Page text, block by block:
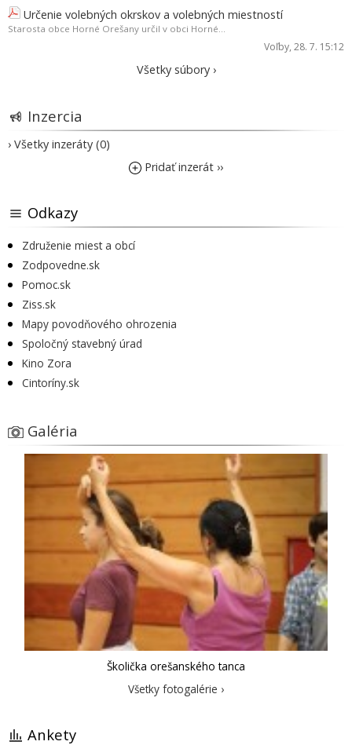
Určenie volebných okrskov a volebných miestností
Starosta obce Horné Orešany určil v obci Horné...
Voľby, 28. 7. 15:12
Všetky súbory ›
Inzercia
› Všetky inzeráty (0)
Pridať inzerát ››
Odkazy
Združenie miest a obcí
Zodpovedne.sk
Pomoc.sk
Ziss.sk
Mapy povodňového ohrozenia
Spoločný stavebný úrad
Kino Zora
Cintoríny.sk
Galéria
Školička orešanského tanca
Všetky fotogalérie ›
Ankety